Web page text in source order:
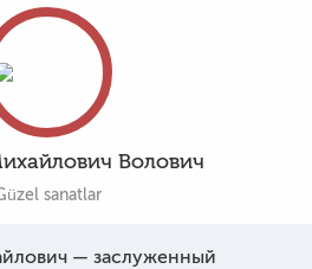
Волович
sanatlar
— заслуженный